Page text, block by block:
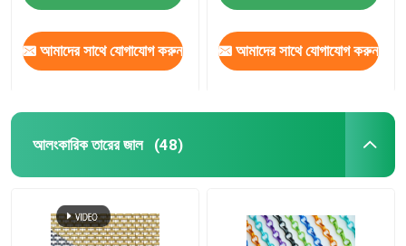
আমাদের সাথে যোগাযোগ করুন আমাদের সাথে যোগাযোগ করুন
আলংকারিক তারের জাল (48)